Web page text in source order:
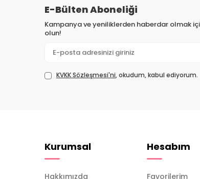
E-Bülten Aboneliği
Kampanya ve yeniliklerden haberdar olmak
olun!
KVKK Sözleşmesi'ni, okudum, kabul ediyorum.
Kurumsal
Hakkımızda
Hesabım
Favorilerim